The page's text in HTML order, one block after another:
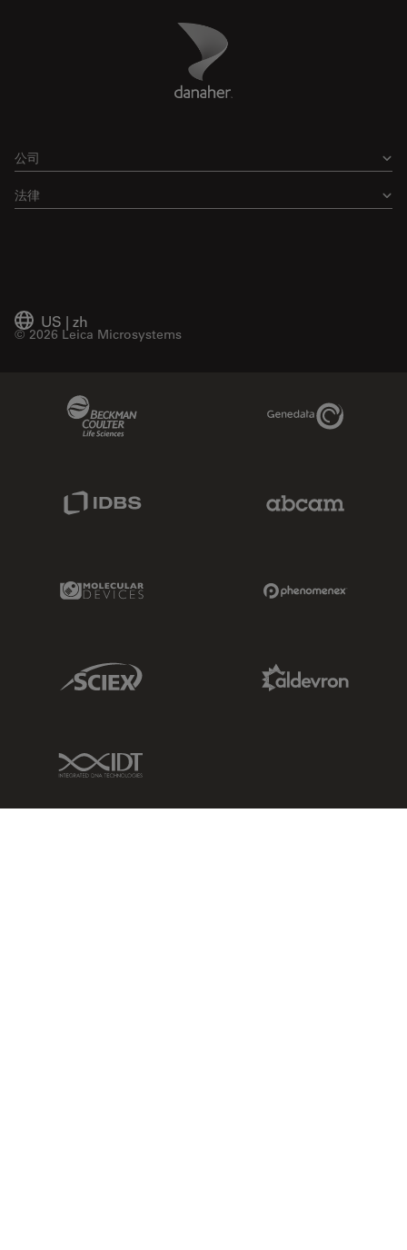
Danaher Logo
公司
法律
US | zh
© 2026 Leica Microsystems
Genedata Link
Molecular Devices Link
Sciex Link
IDT Link